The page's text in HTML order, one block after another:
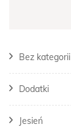
Bez kategorii
Dodatki
Jesień